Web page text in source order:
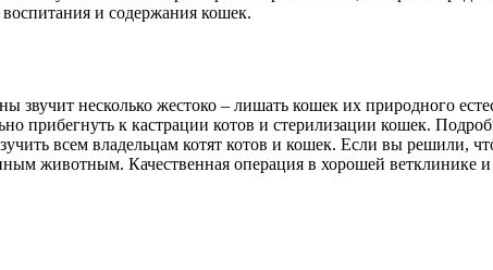
и содержания кошек.
звучит несколько жестоко – лишать кошек их природного
прибегнуть к кастрации котов и стерилизации кошек.
всем владельцам котят котов и кошек. Если вы решили,
животным. Качественная операция в хорошей ветклинике